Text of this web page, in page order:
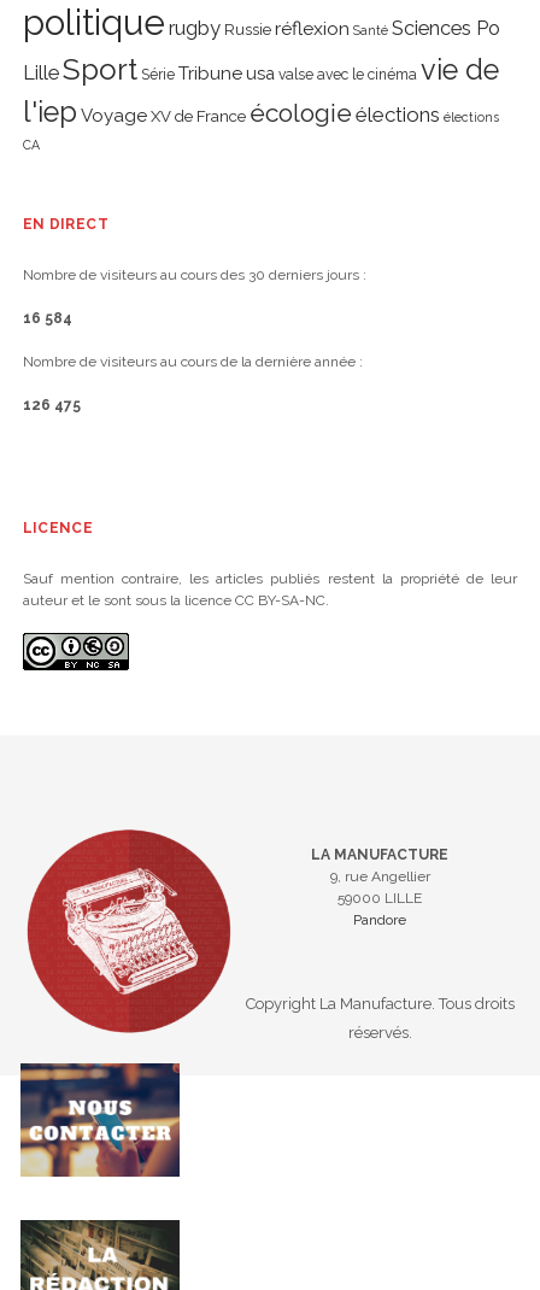
politique rugby Russie réflexion Santé Sciences Po
LilleSport Série Tribune usa valse avec le cinéma vie de
l'iep Voyage XV de France écologie élections élections
CA
EN DIRECT
Nombre de visiteurs au cours des 30 derniers jours :
16 584
Nombre de visiteurs au cours de la dernière année :
126 475
LICENCE
Sauf mention contraire, les articles publiés restent la propriété de leur
auteur et le sont sous la licence CC BY-SA-NC.
LA MANUFACTURE
9, rue Angellier
59000 LILLE
Pandore
Copyright La Manufacture. Tous droits
réservés.